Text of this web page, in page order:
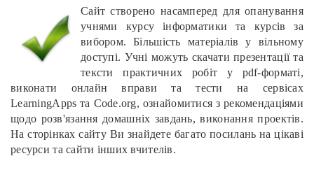
Сайт створено насамперед для опанування
учнями курсу інформатики та курсів за
вибором. Більшість матеріалів у вільному
доступі. Учні можуть скачати презентації та
тексти практичних робіт у pdf-форматі,
виконати онлайн вправи та тести на сервісах
LearningApps та Code.org, ознайомитися з рекомендаціями
щодо розв'язання домашніх завдань, виконання проектів.
На сторінках сайту Ви знайдете багато посилань на цікаві
ресурси та сайти інших вчителів.